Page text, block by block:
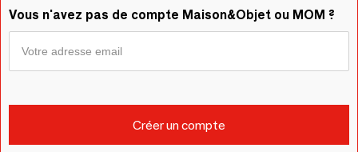
Vous n'avez pas de compte Maison&Objet ou MOM ?